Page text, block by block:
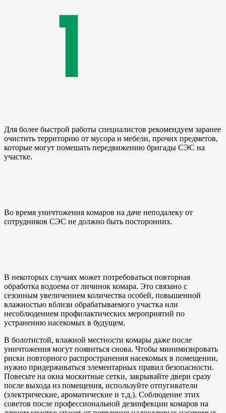
Для более быстрой работы специалистов рекомендуем заранее
очистить территорию от мусора и мебели, прочих предметов,
которые могут помешать передвижению бригады СЭС на
участке.
Во время уничтожения комаров на даче неподалеку от
сотрудников СЭС не должно быть посторонних.
В некоторых случаях может потребоваться повторная
обработка водоема от личинок комара. Это связано с
сезонным увеличением количества особей, повышенной
влажностью вблизи обрабатываемого участка или
несоблюдением профилактических мероприятий по
устранению насекомых в будущем.
В болотистой, влажной местности комары даже после
уничтожения могут появиться снова. Чтобы минимизировать
риски повторного распространения насекомых в помещении,
нужно придерживаться элементарных правил безопасности.
Повесьте на окна москитные сетки, закрывайте двери сразу
после выхода из помещения, используйте отпугиватели
(электрические, ароматические и т.д.). Соблюдение этих
советов после профессиональной дезинфекции комаров на